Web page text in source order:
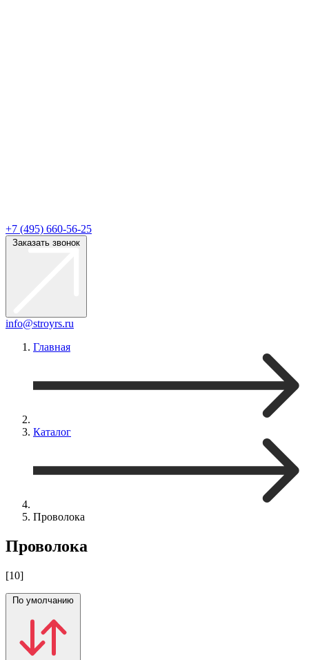
+7 (495) 660-56-25
Заказать звонок
info@stroyrs.ru
Главная
Каталог
Проволока
Проволока
[10]
По умолчанию